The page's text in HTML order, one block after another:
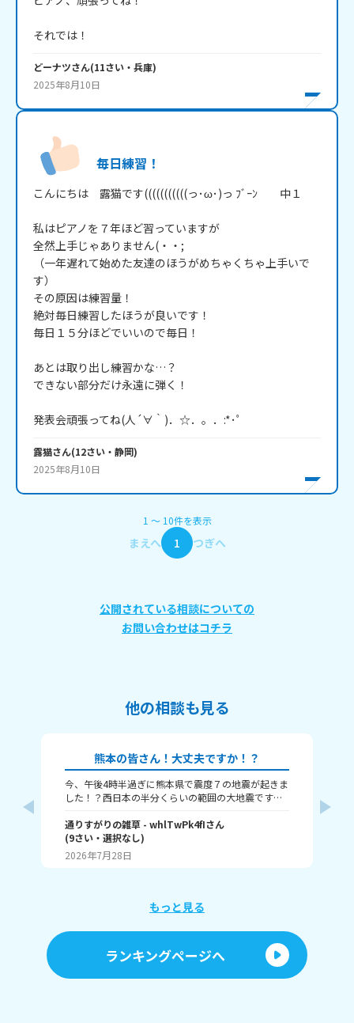
どーナツさん(11さい・ 兵庫)
2025年8月10日
毎日練習！
こんにちは　露猫です(((((((((((っ･ω･)っ ﾌﾞｰﾝ　　中１
私はピアノを７年ほど習っていますが
全然上手じゃありません(・・;
（一年遅れて始めた友達のほうがめちゃくちゃ上手いで
す）
その原因は練習量！
絶対毎日練習したほうが良いです！
毎日１５分ほどでいいので毎日！
あとは取り出し練習かな…？
できない部分だけ永遠に弾く！
発表会頑張ってね(人´∀｀)．☆．。．:*･ﾟ
露猫さん(12さい・ 静岡)
2025年8月10日
1 〜 10件を表示
まえへ 1 つぎへ
公開されている相談についての
お問い合わせはコチラ
他の相談も見る
熊本の皆さん！大丈夫ですか！？
今、午後4時半過ぎに熊本県で震度７の地震が起きま
した！？西日本の半分くらいの範囲の大地震です。
な！？
通りすがりの雑草 - whlTwPk4fIさん
(9さい・ 選択なし)
2026年7月28日
もっと見る
ランキングページへ